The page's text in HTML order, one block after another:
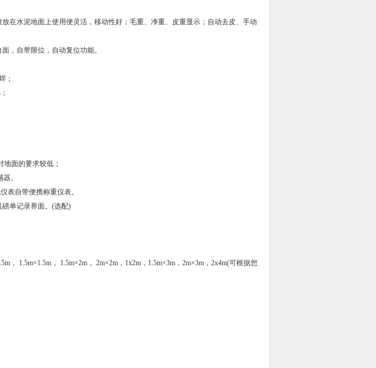
在水泥地面上使用便灵活，移动性好；毛重、净重、皮重显示；自动去皮、手动
，自带限位，自动复位功能。
；
面的要求较低；
。
表自带便携称重仪表。
磅单记录界面。(选配)
， 1.5m×1.5m， 1.5m×2m， 2m×2m，1x2m，1.5m×3m，2m×3m，2x4m(可根据您